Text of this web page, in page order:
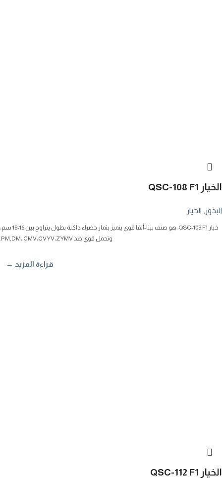
الخيار QSC-108 F1
البذور الخيار
خيار QSC-108 F1: هو صنف بيتا-ألفا قوي يتميز بثمار خضراء داكنة بطول يتراوح بين 16-18 سم،
وتحمل قوي ضد PM,DM، CMV،CVYV،ZYMV.
قراءة المزيد →
الخيار QSC-112 F1